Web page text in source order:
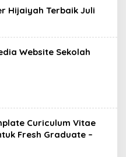
Hijaiyah Terbaik Juli
Website Sekolah
Curiculum Vitae
Fresh Graduate –